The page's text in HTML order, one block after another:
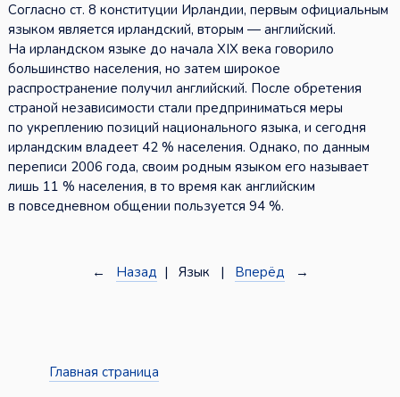
Согласно ст. 8 конституции Ирландии, первым официальным
языком является ирландский, вторым — английский.
На ирландском языке до начала XIX века говорило
большинство населения, но затем широкое
распространение получил английский. После обретения
страной независимости стали предприниматься меры
по укреплению позиций национального языка, и сегодня
ирландским владеет 42 % населения. Однако, по данным
переписи 2006 года, своим родным языком его называет
лишь 11 % населения, в то время как английским
в повседневном общении пользуется 94 %.
← Назад | Язык | Вперёд →
Главная страница